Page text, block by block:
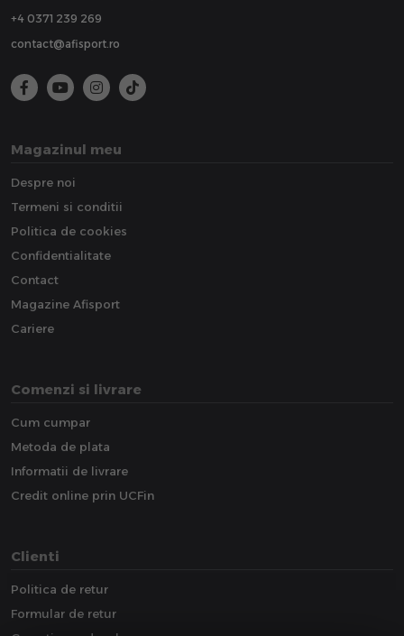
+4 0371 239 269
contact@afisport.ro
Magazinul meu
Despre noi
Termeni si conditii
Politica de cookies
Confidentialitate
Contact
Magazine Afisport
Cariere
Comenzi si livrare
Cum cumpar
Metoda de plata
Informatii de livrare
Credit online prin UCFin
Clienti
Politica de retur
Formular de retur